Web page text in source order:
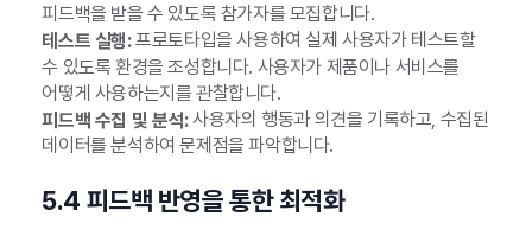
피드백을 받을 수 있도록 참가자를 모집합니다.
테스트 실행:프로토타입을 사용하여 실제 사용자가 테스트할
수 있도록 환경을 조성합니다. 사용자가 제품이나 서비스를
어떻게 사용하는지를 관찰합니다.
피드백 수집 및 분석:사용자의 행동과 의견을 기록하고, 수집된
데이터를 분석하여 문제점을 파악합니다.
5.4 피드백 반영을 통한 최적화